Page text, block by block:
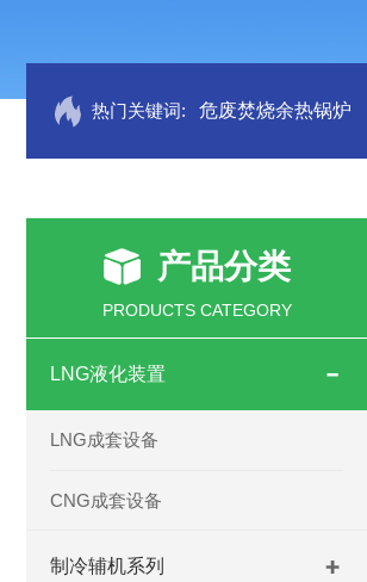
热门关键词: 危废焚烧余热锅炉
产品分类
PRODUCTS CATEGORY
LNG液化装置
LNG成套设备
CNG成套设备
制冷辅机系列